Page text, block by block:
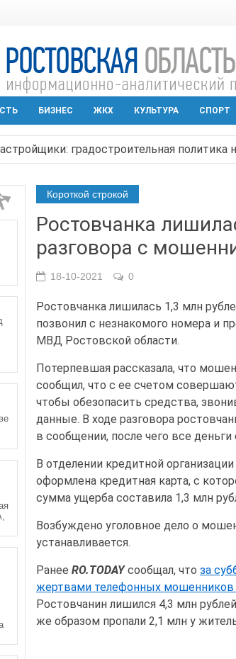
БИЗНЕС ЖКХ КУЛЬТУРА СПОРТ
градостроительная политика
Чеховской библиотеке Таганрога
В Ростове задержан подозреваемый в
Среди детей, ставших жертвами
Короткой строкой
Ростовчанка
разговора с
18-10-2021 0
Ростовчанка лишилась 1,3 млн
позвонил с незнакомого номера и
МВД Ростовской области.
Потерпевшая рассказала, что
сообщил, что с ее счетом
чтобы обезопасить средства,
данные. В ходе разговора
в сообщении, после чего все
В отделении кредитной
оформлена кредитная карта, с
сумма ущерба составила 1,3 млн
Возбуждено уголовное дело о
устанавливается.
Ранее RO.TODAYсообщал, что за
жертвами телефонных мошенников
Ростовчанин лишился 4,3 млн
же образом пропали 2,1 млн у